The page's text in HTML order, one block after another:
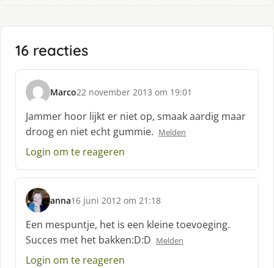
16 reacties
Marco
s
c
h
r
e
f
22 november 2013 om 19:01
Jammer hoor lijkt er niet op, smaak aardig maar
droog en niet echt gummie. Melden
Login om te reageren
anna
s
c
h
r
e
16 juni 2012 om 21:18
Een mespuntje, het is een kleine toevoeging.
Succes met het bakken:D:D Melden
Login om te reageren